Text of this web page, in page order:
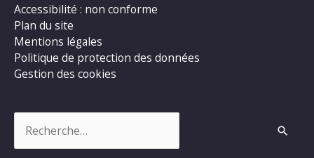
Accessibilité : non conforme
Plan du site
Mentions légales
Politique de protection des données
Gestion des cookies